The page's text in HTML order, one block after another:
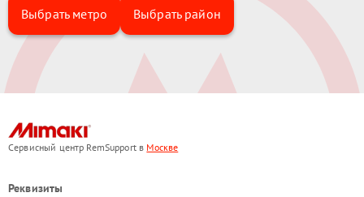
Выбрать метро Выбрать район
Сервисный центр RemSupport в Москве
Реквизиты